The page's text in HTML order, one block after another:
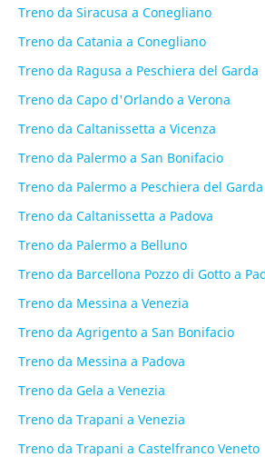
Treno da Siracusa a Conegliano
Treno da Catania a Conegliano
Treno da Ragusa a Peschiera del Garda
Treno da Capo d'Orlando a Verona
Treno da Caltanissetta a Vicenza
Treno da Palermo a San Bonifacio
Treno da Palermo a Peschiera del Garda
Treno da Caltanissetta a Padova
Treno da Palermo a Belluno
Treno da Barcellona Pozzo di Gotto a
Treno da Messina a Venezia
Treno da Agrigento a San Bonifacio
Treno da Messina a Padova
Treno da Gela a Venezia
Treno da Trapani a Venezia
Treno da Trapani a Castelfranco Veneto